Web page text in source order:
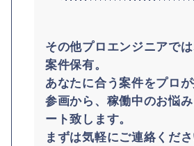
その他プロエンジニアで
案件保有。
あなたに合う案件をプロ
参画から、稼働中のお悩
ート致します。
まずは気軽にご連絡くださ